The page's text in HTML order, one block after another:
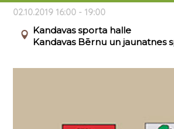
02.10.2019 16:00 - 19:00
Kandavas sporta halle
Kandavas Bērnu un jaunatnes